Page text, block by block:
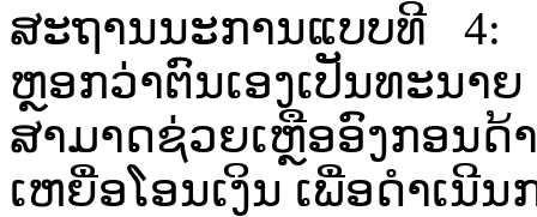
ສະຖານນະການ​ແບບທີ 4:
ຫຼອກວ່າ​ຕົນ​ເອງ​ເປັນ​ທ​ະນ
ສາມາດ​ຊ່ວຍ​ເຫຼືອ​ອົງ​ກອ
ເຫຍື່ອ​ໂອນ​ເງິນ​ ເພື່ອ​ດຳ​ເນີ